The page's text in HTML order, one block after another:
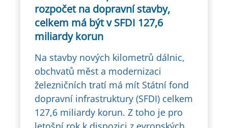
rozpočet na dopravní stavby,
celkem má být v SFDI 127,6
miliardy korun
Na stavby nových kilometrů dálnic,
obchvatů měst a modernizaci
železničních tratí má mít Státní fond
dopravní infrastruktury (SFDI) celkem
127,6 miliardy korun. Z toho je pro